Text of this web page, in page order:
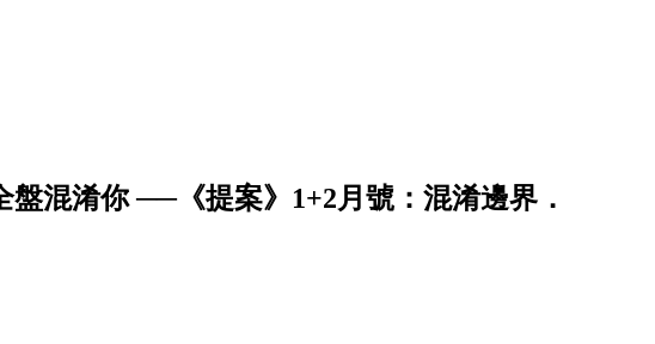
混淆你 ──《提案》1+2月號：混淆邊界．